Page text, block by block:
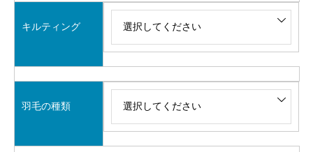
キルティング
羽毛の種類